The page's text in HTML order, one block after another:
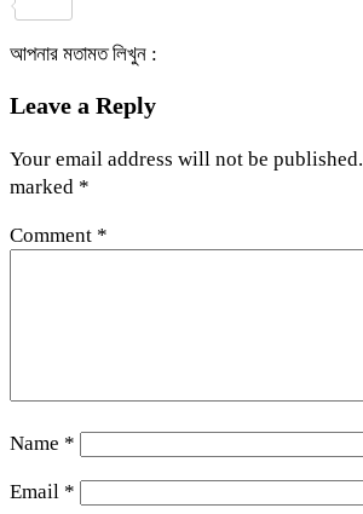
আপনার মতামত লিখুন :
Leave a Reply
Your email address will not be published.
marked *
Comment *
Name *
Email *